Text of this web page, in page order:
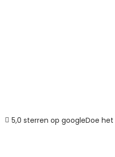
5,0 sterren op googleDoe het